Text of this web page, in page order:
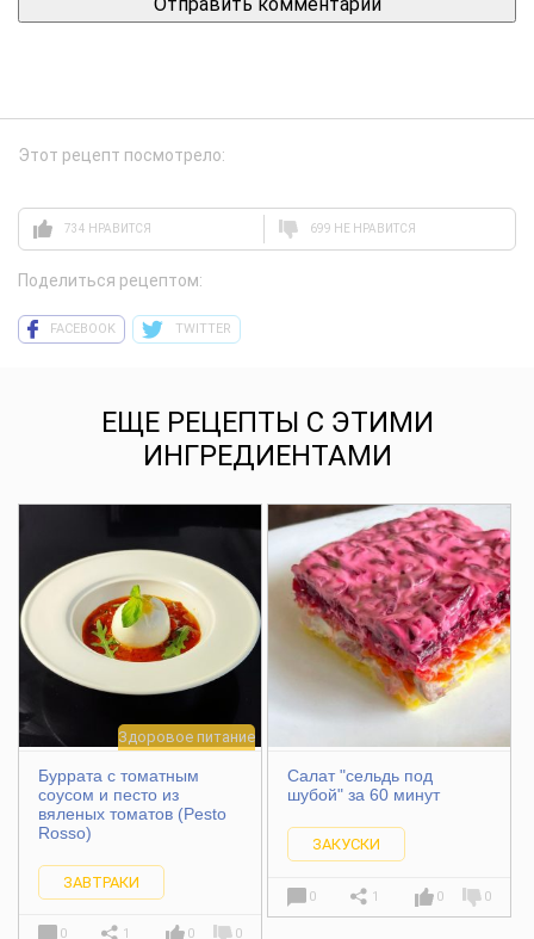
Этот рецепт посмотрело:
734 НРАВИТСЯ 699 НЕ НРАВИТСЯ
Поделиться рецептом:
FACEBOOK TWITTER
ЕЩЕ РЕЦЕПТЫ С ЭТИМИ
ИНГРЕДИЕНТАМИ
Здоровое питание
Буррата с томатным
соусом и песто из
вяленых томатов (Pesto
Rosso)
ЗАВТРАКИ
0 1 0 0
Салат "сельдь под
шубой" за 60 минут
ЗАКУСКИ
0 1 0 0